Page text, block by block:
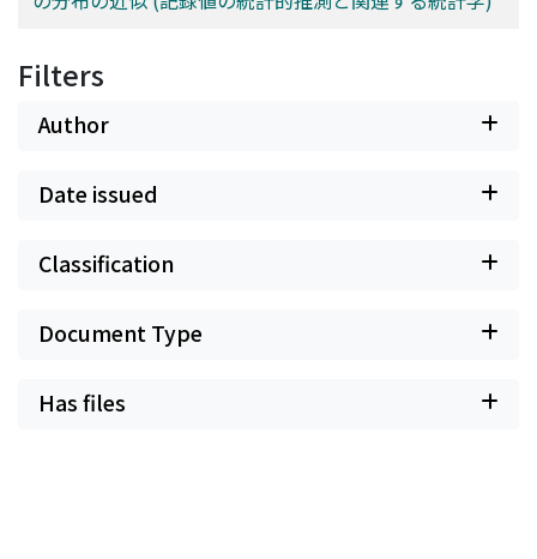
Filters
Author
Date issued
Classification
Document Type
Has files